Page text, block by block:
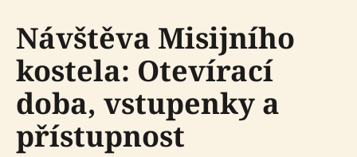
Návštěva Misijního
kostela: Otevírací
doba, vstupenky a
přístupnost